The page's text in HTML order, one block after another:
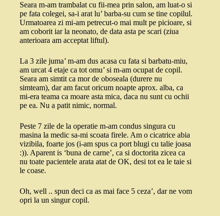
Seara m-am trambalat cu fii-mea prin salon, am luat-o si
pe fata colegei, sa-i arat lu’ barba-su cum se tine copilul.
Urmatoarea zi mi-am petrecut-o mai mult pe picioare, si
am coborit iar la neonato, de data asta pe scari (ziua
anterioara am acceptat liftul).
La 3 zile juma’ m-am dus acasa cu fata si barbatu-miu,
am urcat 4 etaje ca tot omu’ si m-am ocupat de copil.
Seara am simtit ca mor de oboseala (durere nu
simteam), dar am facut oricum noapte aprox. alba, ca
mi-era teama ca moare asta mica, daca nu sunt cu ochii
pe ea. Nu a patit nimic, normal.
Peste 7 zile de la operatie m-am condus singura cu
masina la medic sa-mi scoata firele. Am o cicatrice abia
vizibila, foarte jos (i-am spus ca port blugi cu talie joasa
:)). Aparent is ‘buna de carne’, ca si doctorita zicea ca
nu toate pacientele arata atat de OK, desi tot ea le taie si
le coase.
Oh, well .. spun deci ca as mai face 5 ceza’, dar ne vom
opri la un singur copil.